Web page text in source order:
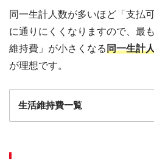
同一生計人数が多いほど「支払
に通りにくくなりますので、最
維持費」が小さくなる同一生計
が理想です。
生活維持費一覧